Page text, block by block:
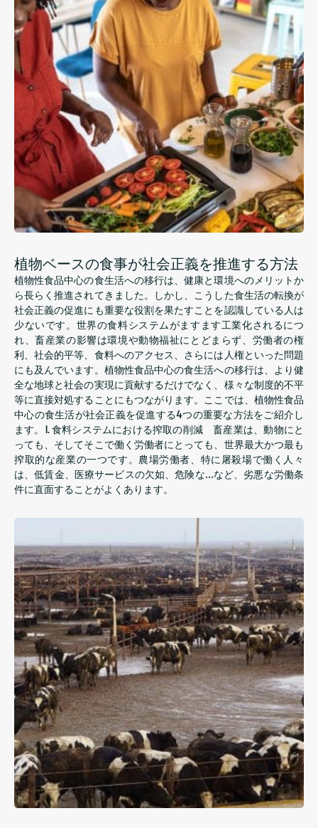
植物ベースの食事が社会正義を推進する方法
植物性食品中心の食生活への移行は、健康と環境へのメリットか
ら長らく推進されてきました。しかし、こうした食生活の転換が
社会正義の促進にも重要な役割を果たすことを認識している人は
少ないです。世界の食料システムがますます工業化されるにつ
れ、畜産業の影響は環境や動物福祉にとどまらず、労働者の権
利、社会的平等、食料へのアクセス、さらには人権といった問題
にも及んでいます。植物性食品中心の食生活への移行は、より健
全な地球と社会の実現に貢献するだけでなく、様々な制度的不平
等に直接対処することにもつながります。ここでは、植物性食品
中心の食生活が社会正義を促進する4つの重要な方法をご紹介し
ます。1. 食料システムにおける搾取の削減 畜産業は、動物にと
っても、そしてそこで働く労働者にとっても、世界最大かつ最も
搾取的な産業の一つです。農場労働者、特に屠殺場で働く人々
は、低賃金、医療サービスの欠如、危険な…など、劣悪な労働条
件に直面することがよくあります。